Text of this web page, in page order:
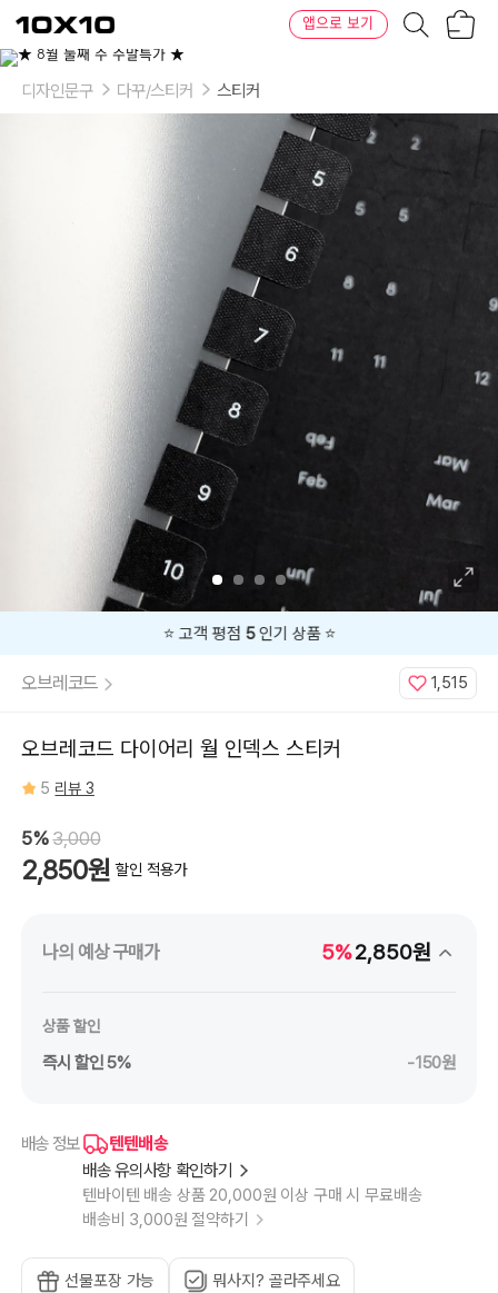
텐
바
텐
앱으로 보기
디자인문구 다꾸/스티커 스티커
⭐️ 고객 평점 5인기 상품 ⭐️
오브레코드 1,515
오브레코드 다이어리 월 인덱스 스티커
5 리뷰 3
5%3,000
2,850원 할인 적용가
나의 예상 구매가 5%2,850원
상품 할인
즉시 할인 5% -150원
배송 정보
텐텐배송
배송 유의사항 확인하기
텐바이텐 배송 상품 20,000원 이상 구매 시 무료배송
배송비 3,000원 절약하기
선물포장 가능 뭐사지? 골라주세요